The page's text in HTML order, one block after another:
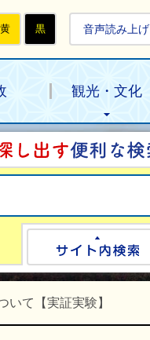
黄 黒 音声読み上げ
観光・文化
Google検索
いて【実証実験】